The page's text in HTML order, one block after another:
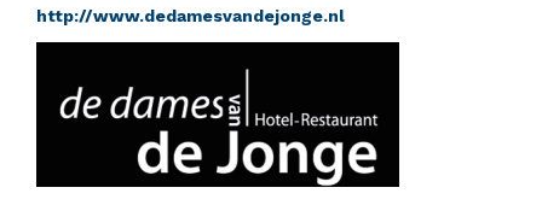
http://www.dedamesvandejonge.nl